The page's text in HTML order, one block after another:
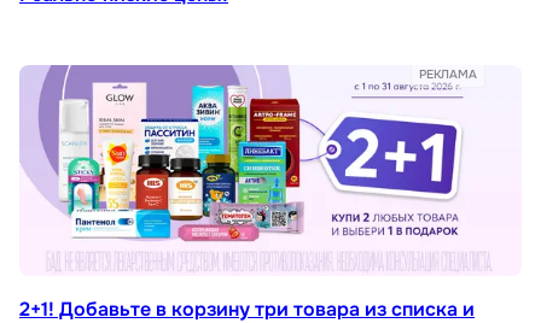
2+1! Добавьте в корзину три товара из списка и
РЕКЛАМА